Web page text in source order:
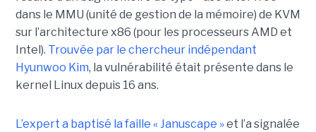
dans le MMU (unité de gestion de la mémoire) de KVM
sur l’architecture x86 (pour les processeurs AMD et
Intel). Trouvée par le chercheur indépendant
Hyunwoo Kim, la vulnérabilité était présente dans le
kernel Linux depuis 16 ans.
L’expert a baptisé la faille « Januscape »et l’a signalée